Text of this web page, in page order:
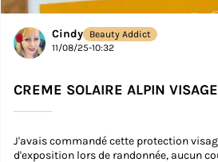
Cindy
Beauty Addict
11/08/25-10:32
CREME SOLAIRE ALPIN
J'avais commandé cette protection
d'exposition lors de randonnée, aucun